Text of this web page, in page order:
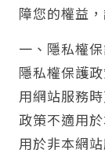
障您的權益
一、隱私權
隱私權保護
用網站服務
政策不適用
用於非本網